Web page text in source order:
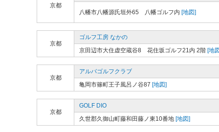
京都
八幡市八幡源氏垣外65 八幡ゴルフ内 [地図]
京都
ゴルフ工房 なかの
京田辺市大住虚空蔵谷8 花住坂ゴルフ21内 2階 [地
京都
アルバゴルフクラブ
亀岡市篠町王子風呂ノ谷87 [地図]
京都
GOLF DIO
久世郡久御山町藤和田藤ノ東10番地 [地図]